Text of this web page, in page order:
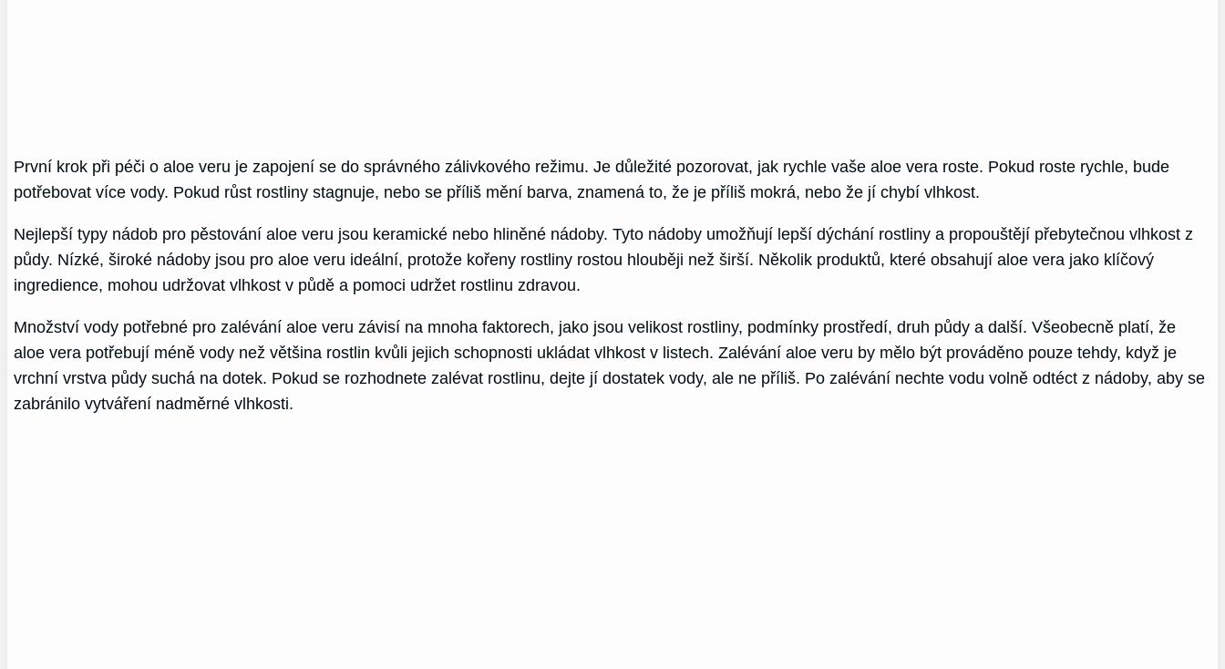
První krok při péči o aloe veru je zapojení se do správného zálivkového režimu. Je důležité pozorovat, jak rychle vaše aloe vera roste. Pokud roste rychle, bude
potřebovat více vody. Pokud růst rostliny stagnuje, nebo se příliš mění barva, znamená to, že je příliš mokrá, nebo že jí chybí vlhkost.
Nejlepší typy nádob pro pěstování aloe veru jsou keramické nebo hliněné nádoby. Tyto nádoby umožňují lepší dýchání rostliny a propouštějí přebytečnou vlhkost z
půdy. Nízké, široké nádoby jsou pro aloe veru ideální, protože kořeny rostliny rostou hlouběji než širší. Několik produktů, které obsahují aloe vera jako klíčový
ingredience, mohou udržovat vlhkost v půdě a pomoci udržet rostlinu zdravou.
Množství vody potřebné pro zalévání aloe veru závisí na mnoha faktorech, jako jsou velikost rostliny, podmínky prostředí, druh půdy a další. Všeobecně platí, že
aloe vera potřebují méně vody než většina rostlin kvůli jejich schopnosti ukládat vlhkost v listech. Zalévání aloe veru by mělo být prováděno pouze tehdy, když je
vrchní vrstva půdy suchá na dotek. Pokud se rozhodnete zalévat rostlinu, dejte jí dostatek vody, ale ne příliš. Po zalévání nechte vodu volně odtéct z nádoby, aby se
zabránilo vytváření nadměrné vlhkosti.